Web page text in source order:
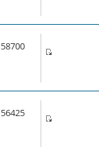
58700
56425